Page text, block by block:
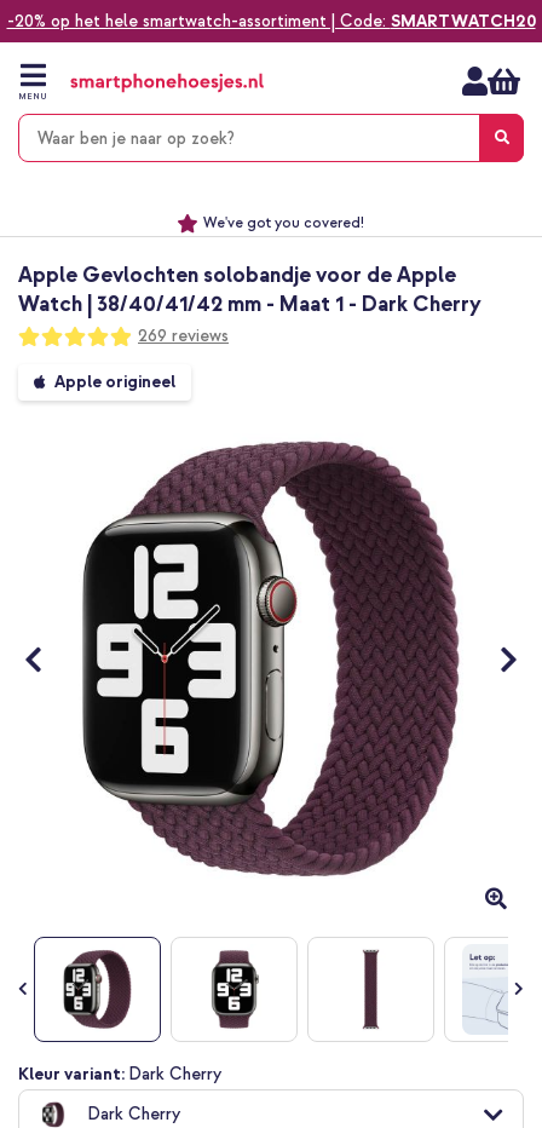
-20% op het hele smartwatch-assortiment | Code: SMARTWATCH20
naar
inhoud
MENU
Alles voor jouw telefoon, tablet, smartwatch of laptop
We've got you covered!
Apple Gevlochten solobandje voor de Apple
Watch | 38/40/41/42 mm - Maat 1 - Dark Cherry
Waardering:
98
100
269 reviews
Ga
naar
Apple origineel
Ga
naar
Kleur variant: Dark Cherry
Dark Cherry